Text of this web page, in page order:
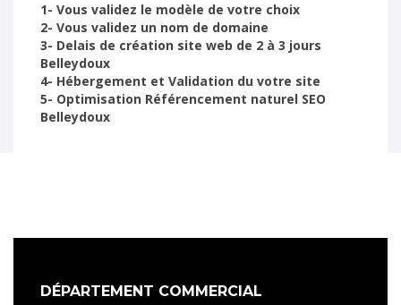
1- Vous validez le modèle de votre choix
2- Vous validez un nom de domaine
3- Delais de création site web de 2 à 3 jours
Belleydoux
4- Hébergement et Validation du votre site
5- Optimisation Référencement naturel SEO
Belleydoux
DÉPARTEMENT COMMERCIAL